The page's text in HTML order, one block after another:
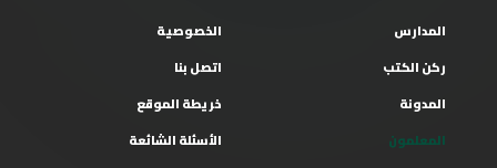
المدارس
ركن الكتب
المدونة
المعلمون
الخصوصية
اتصل بنا
خريطة الموقع
الأسئلة الشائعة